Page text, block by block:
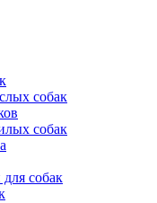
собак
собак
собак